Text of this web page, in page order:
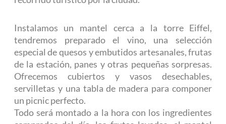
Instalamos un mantel cerca a la torre Eiffel,
tendremos preparado el vino, una selección
especial de quesos y embutidos artesanales, frutas
de la estación, panes y otras pequeñas sorpresas.
Ofrecemos cubiertos y vasos desechables,
servilletas y una tabla de madera para componer
un picnic perfecto.
Todo será montado a la hora con los ingredientes